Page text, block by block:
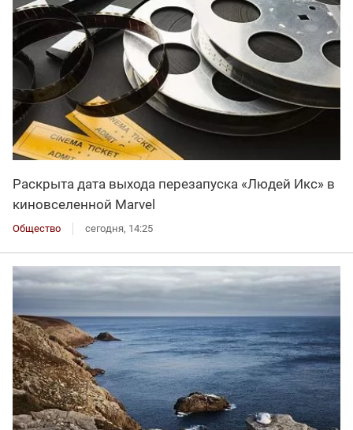
Раскрыта дата выхода перезапуска «Людей Икс» в
киновселенной Marvel
Общество сегодня, 14:25